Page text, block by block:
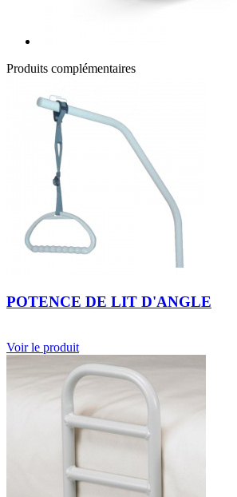
Produits complémentaires
POTENCE DE LIT D'ANGLE
Voir le produit